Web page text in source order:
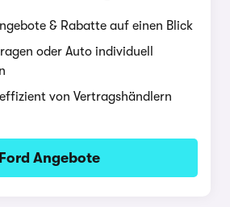
& Rabatte auf einen Blick
oder Auto individuell
von Vertragshändlern
Ford Angebote